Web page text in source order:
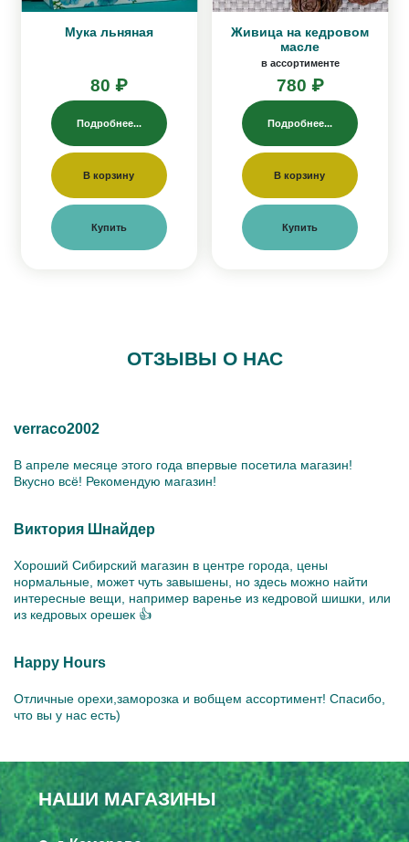
Мука льняная
80 ₽
Подробнее...
В корзину
Купить
Живица на кедровом
масле
в ассортименте
780 ₽
Подробнее...
В корзину
Купить
ОТЗЫВЫ О НАС
verraco2002
В апреле месяце этого года впервые посетила магазин!
Вкусно всё! Рекомендую магазин!
Виктория Шнайдер
Хороший Сибирский магазин в центре города, цены
нормальные, может чуть завышены, но здесь можно найти
интересные вещи, например варенье из кедровой шишки, или
из кедровых орешек 👍
Happy Hours
Отличные орехи,заморозка и вобщем ассортимент! Спасибо,
что вы у нас есть)
НАШИ МАГАЗИНЫ